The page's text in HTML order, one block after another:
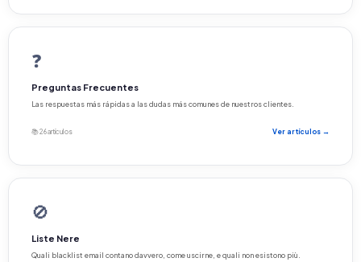
❓
Preguntas Frecuentes
Las respuestas más rápidas a las dudas más comunes de nuestros clientes.
📚 26 artículos Ver artículos →
🚫
Liste Nere
Quali blacklist email contano davvero, come uscirne, e quali non esistono più.